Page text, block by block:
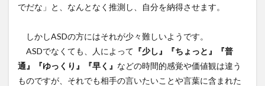
でだな」と、なんとなく推測し、自分を納得させます。
しかしASDの方にはそれが少々難しいようです。
ASDでなくても、人によって 『少し』『ちょっと』『普
通』『ゆっくり』『早く』 などの時間的感覚や価値観は違う
ものですが、それでも相手の言いたいことや言葉に含まれた